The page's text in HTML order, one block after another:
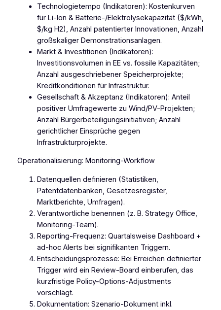
Technologietempo (Indikatoren): Kostenkurven
für Li-Ion & Batterie-/Elektrolysekapazität ($/kWh,
$/kg H2), Anzahl patentierter Innovationen, Anzahl
großskaliger Demonstrationsanlagen.
Markt & Investitionen (Indikatoren):
Investitionsvolumen in EE vs. fossile Kapazitäten;
Anzahl ausgeschriebener Speicherprojekte;
Kreditkonditionen für Infrastruktur.
Gesellschaft & Akzeptanz (Indikatoren): Anteil
positiver Umfragewerte zu Wind/PV-Projekten;
Anzahl Bürgerbeteiligungsinitiativen; Anzahl
gerichtlicher Einsprüche gegen
Infrastrukturprojekte.
Operationalisierung: Monitoring-Workflow
Datenquellen definieren (Statistiken,
Patentdatenbanken, Gesetzesregister,
Marktberichte, Umfragen).
Verantwortliche benennen (z. B. Strategy Office,
Monitoring-Team).
Reporting-Frequenz: Quartalsweise Dashboard +
ad-hoc Alerts bei signifikanten Triggern.
Entscheidungsprozesse: Bei Erreichen definierter
Trigger wird ein Review-Board einberufen, das
kurzfristige Policy-Options-Adjustments
vorschlägt.
Dokumentation: Szenario-Dokument inkl.